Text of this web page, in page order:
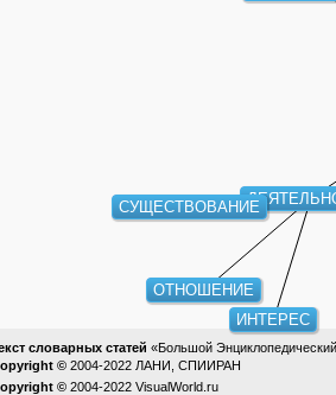
СУЩЕСТВОВАНИЕ
ИНТЕРЕС
ОТНОШЕНИЕ
словарных статей «Большой
© 2004-2022 ЛАНИ, СПИИРАН
© 2004-2022 VisualWorld.ru